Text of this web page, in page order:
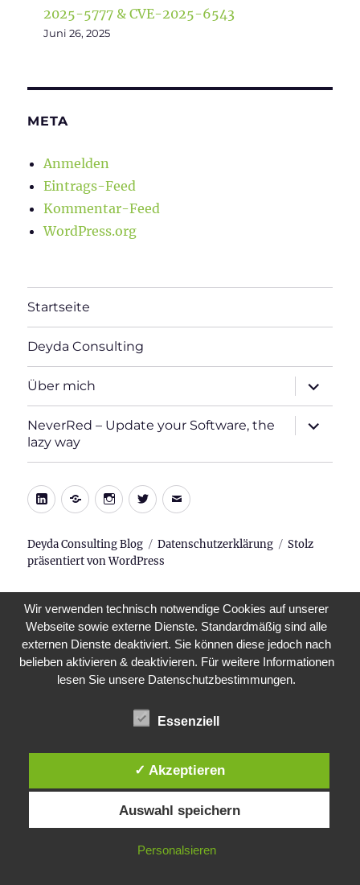
2025-5777 & CVE-2025-6543
Juni 26, 2025
META
Anmelden
Eintrags-Feed
Kommentar-Feed
WordPress.org
Startseite
Deyda Consulting
Über mich
öffnen
NeverRed – Update your Software, the
lazy way
öffnen
LinkedIn
Xing Instagram
TwitterE-
Deyda Consulting Blog Datenschutzerklärung
Stolz
präsentiert von WordPress
Wir verwenden technisch notwendige Cookies auf unserer
Webseite sowie externe Dienste. Standardmäßig sind alle
externen Dienste deaktiviert. Sie können diese jedoch nach
belieben aktivieren & deaktivieren. Für weitere Informationen
lesen Sie unsere Datenschutzbestimmungen.
Essenziell
✓ Akzeptieren
Auswahl speichern
Personalsieren